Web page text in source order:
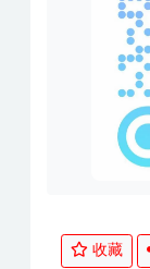
收藏